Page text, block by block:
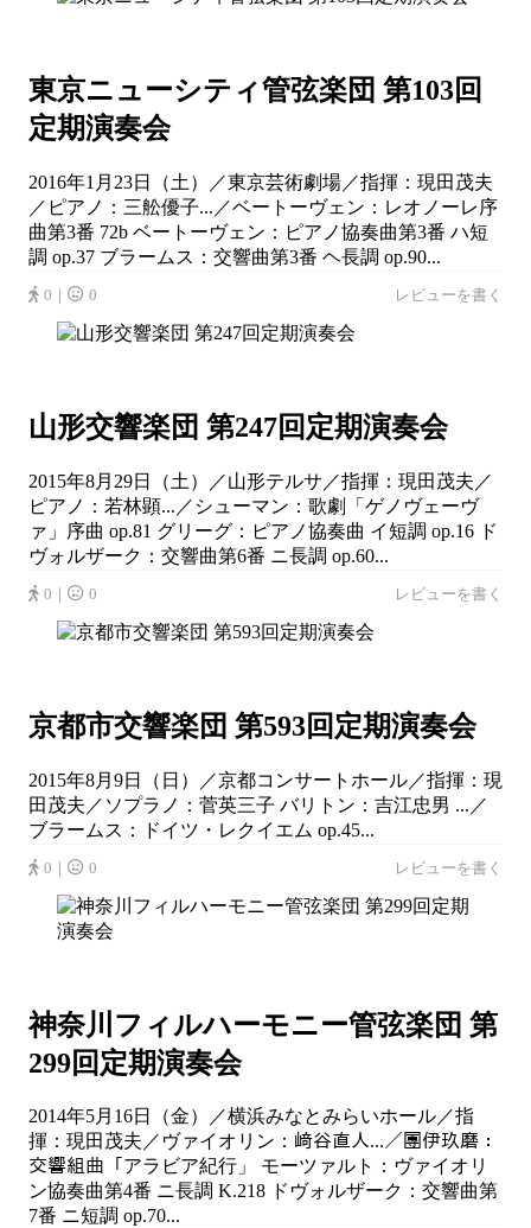
東京ニューシティ管弦楽団 第103回
定期演奏会
2016年1月23日（土）／東京芸術劇場／指揮：現田茂夫
／ピアノ：三舩優子...／ベートーヴェン：レオノーレ序
曲第3番 72b ベートーヴェン：ピアノ協奏曲第3番 ハ短
調 op.37 ブラームス：交響曲第3番 ヘ長調 op.90...
0｜ 0 レビューを書く
山形交響楽団 第247回定期演奏会
2015年8月29日（土）／山形テルサ／指揮：現田茂夫／
ピアノ：若林顕...／シューマン：歌劇「ゲノヴェーヴ
ァ」序曲 op.81 グリーグ：ピアノ協奏曲 イ短調 op.16 ド
ヴォルザーク：交響曲第6番 ニ長調 op.60...
0｜ 0 レビューを書く
京都市交響楽団 第593回定期演奏会
2015年8月9日（日）／京都コンサートホール／指揮：現
田茂夫／ソプラノ：菅英三子 バリトン：吉江忠男 ...／
ブラームス：ドイツ・レクイエム op.45...
0｜ 0 レビューを書く
神奈川フィルハーモニー管弦楽団 第
299回定期演奏会
2014年5月16日（金）／横浜みなとみらいホール／指
揮：現田茂夫／ヴァイオリン：﨑谷直人...／團伊玖磨：
交響組曲「アラビア紀行」 モーツァルト：ヴァイオリ
ン協奏曲第4番 ニ長調 K.218 ドヴォルザーク：交響曲第
7番 ニ短調 op.70...